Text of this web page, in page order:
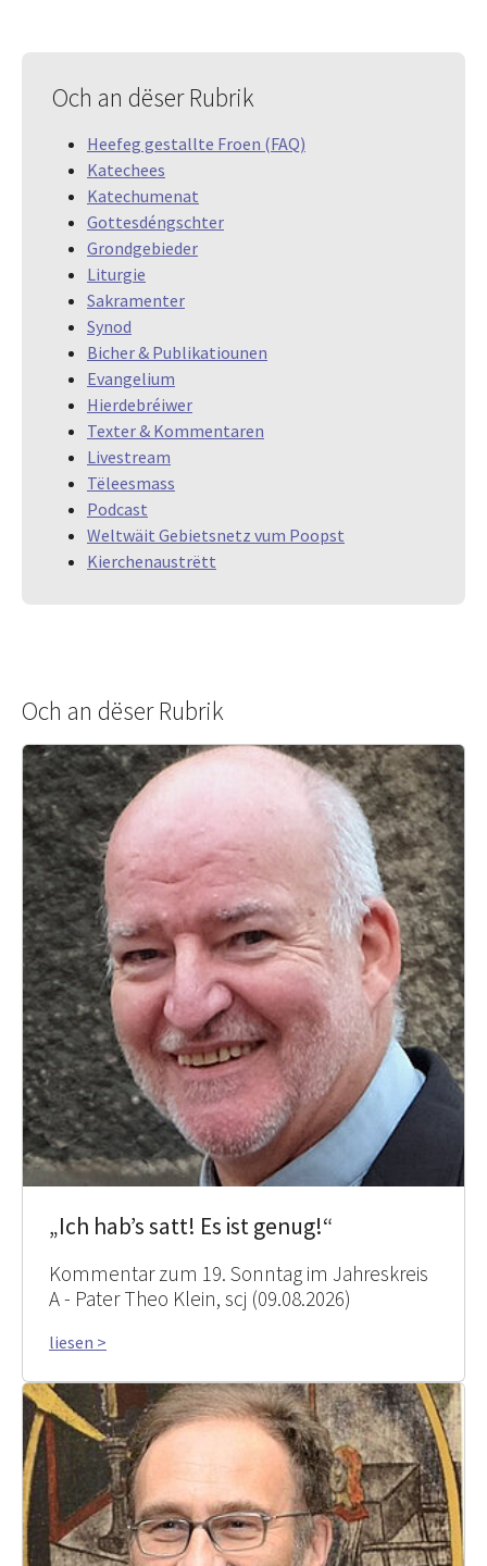
Och an dëser Rubrik
Heefeg gestallte Froen (FAQ)
Katechees
Katechumenat
Gottesdéngschter
Grondgebieder
Liturgie
Sakramenter
Synod
Bicher & Publikatiounen
Evangelium
Hierdebréiwer
Texter & Kommentaren
Livestream
Tëleesmass
Podcast
Weltwäit Gebietsnetz vum Poopst
Kierchenaustrëtt
Och an dëser Rubrik
„Ich hab’s satt! Es ist genug!“
Kommentar zum 19. Sonntag im Jahreskreis
A - Pater Theo Klein, scj (09.08.2026)
liesen >